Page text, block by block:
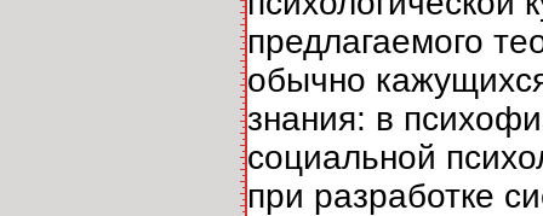
предлагаемого
обычно
знания: в
социальной
при разработке